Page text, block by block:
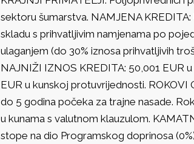
sektoru šumarstva. NAMJENA
skladu s prihvatljivim namjenama po
ulaganjem (do 30% iznosa prihvatljivih
NAJNIŽI IZNOS KREDITA: 50,001 EUR
EUR u kunskoj protuvrijednosti.
do 5 godina počeka za trajne nasade.
u kunama s valutnom klauzulom.
stope na dio Programskog doprinosa